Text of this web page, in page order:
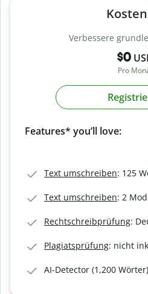
Verbessere
$0
Pro
Features* you’ll love:
Text umschreiben: 125
Text umschreiben: 2
Rechtschreibprüfung:
Plagiatsprüfung: nicht
AI-Detector (1,200 Wörter)